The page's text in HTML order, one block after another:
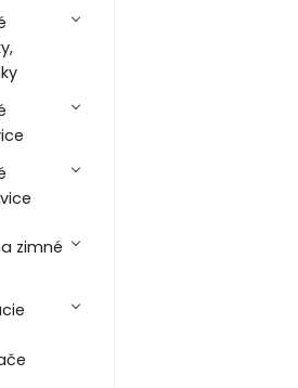
zimné